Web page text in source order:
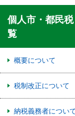
個人市・都民
覧
概要について
税制改正について
納税義務者につい